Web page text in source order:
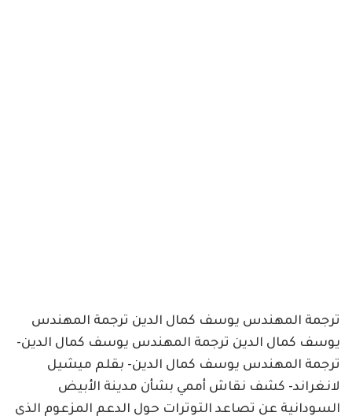
ترجمة المهندس يوسف كمال الدين ترجمة المهندس
يوسف كمال الدين ترجمة المهندس يوسف كمال الدين-
ترجمة المهندس يوسف كمال الدين- بقلم ميشيل
لانغراند- كشف نقاش أممي بشأن مدينة الأبيض
السودانية عن تصاعد التوترات حول الدعم المزعوم الذي